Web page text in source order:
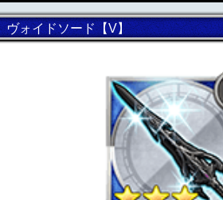
ヴォイドソード【V】